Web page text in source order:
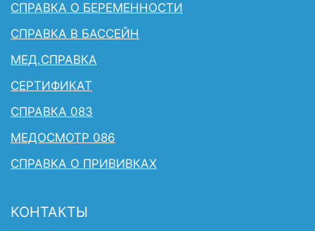
СПРАВКА О БЕРЕМЕННОСТИ
СПРАВКА В БАССЕЙН
МЕД.СПРАВКА
СЕРТИФИКАТ
СПРАВКА 083
МЕДОСМОТР 086
СПРАВКА О ПРИВИВКАХ
КОНТАКТЫ